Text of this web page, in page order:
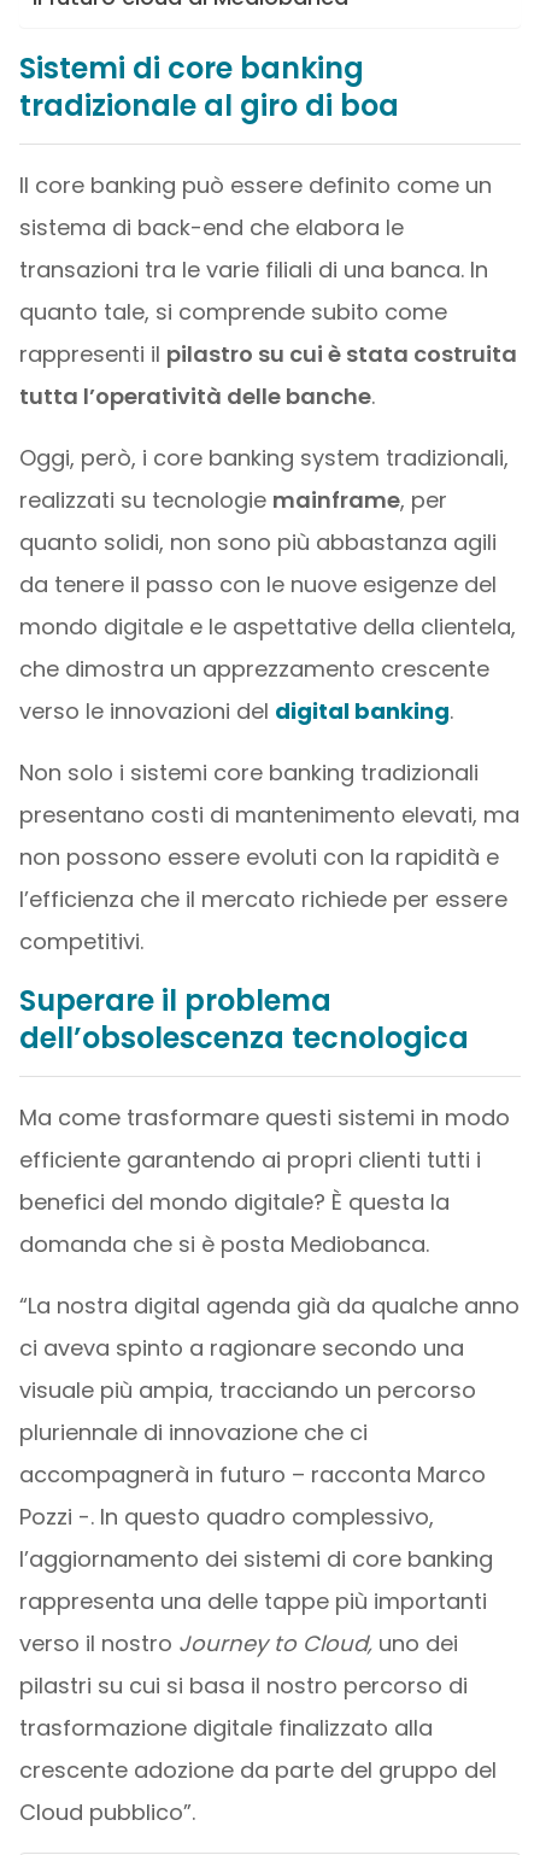
Sistemi di core banking
tradizionale al giro di boa
Il core banking può essere definito come un
sistema di back-end che elabora le
transazioni tra le varie filiali di una banca. In
quanto tale, si comprende subito come
rappresenti il pilastro su cui è stata costruita
tutta l’operatività delle banche.
Oggi, però, i core banking system tradizionali,
realizzati su tecnologie mainframe, per
quanto solidi, non sono più abbastanza agili
da tenere il passo con le nuove esigenze del
mondo digitale e le aspettative della clientela,
che dimostra un apprezzamento crescente
verso le innovazioni del digital banking.
Non solo i sistemi core banking tradizionali
presentano costi di mantenimento elevati, ma
non possono essere evoluti con la rapidità e
l’efficienza che il mercato richiede per essere
competitivi.
Superare il problema
dell’obsolescenza tecnologica
Ma come trasformare questi sistemi in modo
efficiente garantendo ai propri clienti tutti i
benefici del mondo digitale? È questa la
domanda che si è posta Mediobanca.
“La nostra digital agenda già da qualche anno
ci aveva spinto a ragionare secondo una
visuale più ampia, tracciando un percorso
pluriennale di innovazione che ci
accompagnerà in futuro – racconta Marco
Pozzi -. In questo quadro complessivo,
l’aggiornamento dei sistemi di core banking
rappresenta una delle tappe più importanti
verso il nostro Journey to Cloud, uno dei
pilastri su cui si basa il nostro percorso di
trasformazione digitale finalizzato alla
crescente adozione da parte del gruppo del
Cloud pubblico”.